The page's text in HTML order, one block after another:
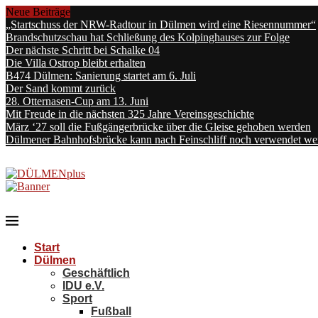
Neue Beiträge
„Startschuss der NRW-Radtour in Dülmen wird eine Riesennummer“
Brandschutzschau hat Schließung des Kolpinghauses zur Folge
Der nächste Schritt bei Schalke 04
Die Villa Ostrop bleibt erhalten
B474 Dülmen: Sanierung startet am 6. Juli
Der Sand kommt zurück
28. Otternasen-Cup am 13. Juni
Mit Freude in die nächsten 325 Jahre Vereinsgeschichte
März ‘27 soll die Fußgängerbrücke über die Gleise gehoben werden
Dülmener Bahnhofsbrücke kann nach Feinschliff noch verwendet
Start
Dülmen
Geschäftlich
IDU e.V.
Sport
Fußball